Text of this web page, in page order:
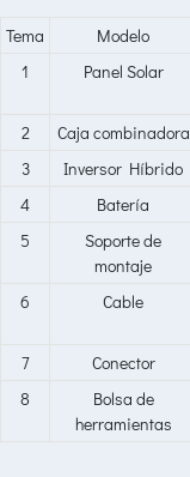
Tema Modelo
1
Panel Solar
2 Caja combinadora
3
Inversor Híbrido
4
Batería
5
Soporte de
montaje
6 Cable
7
Conector
8
Bolsa de
herramientas